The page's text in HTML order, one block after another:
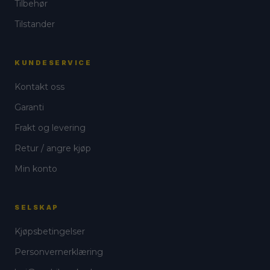
Tilbehør
Tilstander
KUNDESERVICE
Kontakt oss
Garanti
Frakt og levering
Retur / angre kjøp
Min konto
SELSKAP
Kjøpsbetingelser
Personvernerklæring